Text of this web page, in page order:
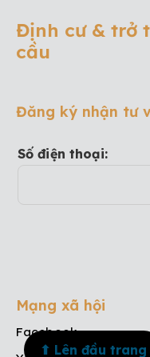
Định cư & trở
cầu
Đăng ký nhận tư
Số điện thoại:
Mạng xã hội
Facebook
⬆ Lên đầu trang